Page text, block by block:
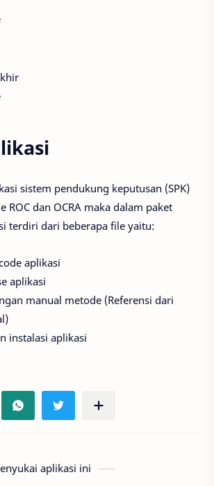
sistem pendukung keputusan (SPK)
ROC dan OCRA maka dalam paket
terdiri dari beberapa file yaitu:
aplikasi
aplikasi
manual metode (Referensi dari
instalasi aplikasi
aplikasi ini